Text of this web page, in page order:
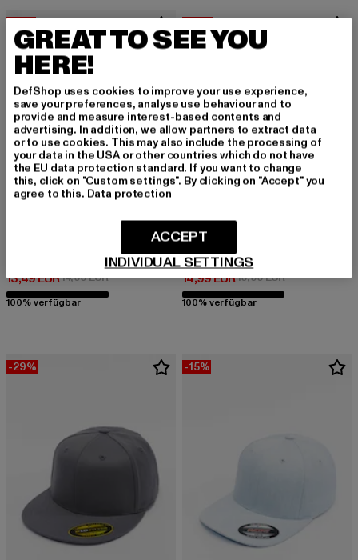
-10%
13,49 EUR
Derzeitiger Preis: 13,49 EUR
14,99 EURAktionspreis: 14,99 EUR
100% verfügbar
-25%
FLEXFIT
Wool Blend
14,99 EUR
Derzeitiger Preis: 14,99 EUR
19,99 EURAktionspreis:
100% verfügbar
-29% -15%
GREAT TO SEE YOU
HERE!
DefShop uses cookies to improve your use experience,
save your preferences, analyse use behaviour and to
provide and measure interest-based contents and
advertising. In addition, we allow partners to extract data
or to use cookies. This may also include the processing of
your data in the USA or other countries which do not have
the EU data protection standard. If you want to change
this, click on "Custom settings". By clicking on "Accept" you
agree to this. Data protection
INDIVIDUAL SETTINGS
ACCEPT